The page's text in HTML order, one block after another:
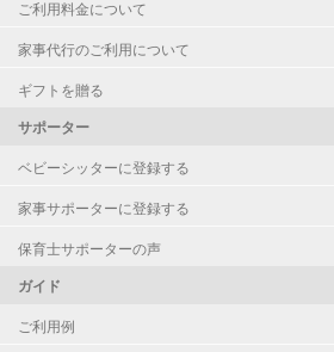
ご利用料金について
家事代行のご利用について
ギフトを贈る
サポーター
ベビーシッターに登録する
家事サポーターに登録する
保育士サポーターの声
ガイド
ご利用例